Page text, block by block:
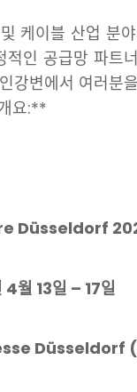
케이블 산업 분
적인 공급망 파트
강변에서 여러분
요:**
Düsseldorf
월 13일 – 17일
Düsseldorf